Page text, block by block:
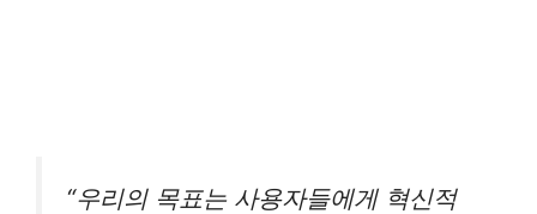
“우리의 목표는 사용자들에게 혁신적